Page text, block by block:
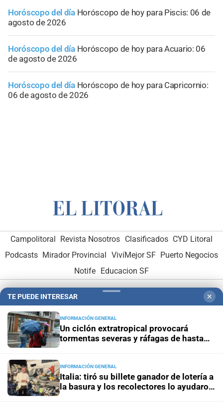
Horóscopo del día Horóscopo de hoy para Piscis: 06 de
agosto de 2026
Horóscopo del día Horóscopo de hoy para Acuario: 06
de agosto de 2026
Horóscopo del día Horóscopo de hoy para Capricornio:
06 de agosto de 2026
Campolitoral Revista Nosotros Clasificados CYD Litoral
Podcasts Mirador Provincial VivíMejor SF Puerto Negocios
Notife
Educacion SF
Hemeroteca Digital (1930-1979)
Administración y Publicidad
Opcionales con El Litoral -MediaKit
TE PUEDE INTERESAR ✕
INFORMACIÓN GENERAL
Un ciclón extratropical provocará
tormentas severas y ráfagas de hasta
INFORMACIÓN GENERAL
Italia: tiró su billete ganador de lotería a
la basura y los recolectores lo ayudaron